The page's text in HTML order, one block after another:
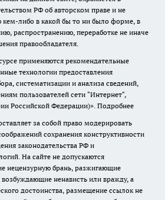
РФ об авторском праве и не
либо в какой бы то ни было форме, в
распространению, переработке не иначе
правообладателя.
применяются рекомендательные
технологии предоставления
систематизации и анализа сведений,
пользователей сети "Интернет",
Российской Федерации)». Подробнее
за собой право модерировать
сохранения конструктивности
законодательства РФ и
На сайте не допускаются
нецензурную брань, разжигающие
ненависть или вражду, а
достоинства, размещение ссылок не